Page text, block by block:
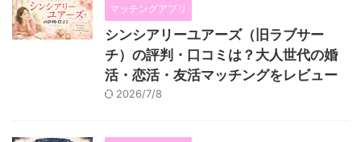
マッチングアプリ
シンシアリーユアーズ（旧ラブサー
チ）の評判・口コミは？大人世代の婚
活・恋活・友活マッチングをレビュー
2026/7/8